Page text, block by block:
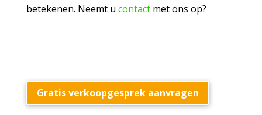
betekenen. Neemt u contactmet ons op?
Gratis verkoopgesprek aanvragen